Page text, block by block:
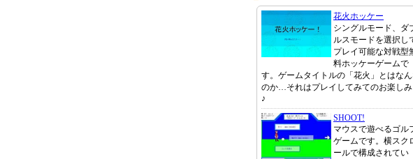
花火ホッケー
シングルモード、ダ
ルスモードを選択し
プレイ可能な対戦型
料ホッケーゲームで
す。ゲームタイトルの「花火」とはな
のか…それはプレイしてみてのお楽し
♪
SHOOT!
マウスで遊べるゴル
ゲームです。横スク
ールで構成されてい